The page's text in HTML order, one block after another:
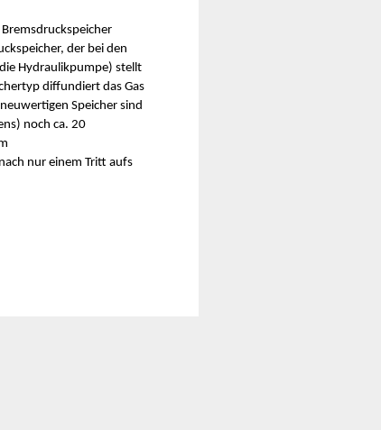
der bei den
Hydraulikpumpe) stellt
diffundiert das Gas
Speicher sind
noch ca. 20
nur einem Tritt aufs